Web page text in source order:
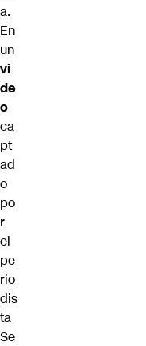
a.
En
un
vi
de
o
ca
pt
ad
o
po
r
el
pe
rio
dis
ta
Se